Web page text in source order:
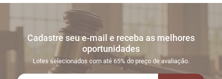
Cadastre seu e-mail e receba as melhores
oportunidades
Lotes selecionados com até 65% do preço de avaliação.